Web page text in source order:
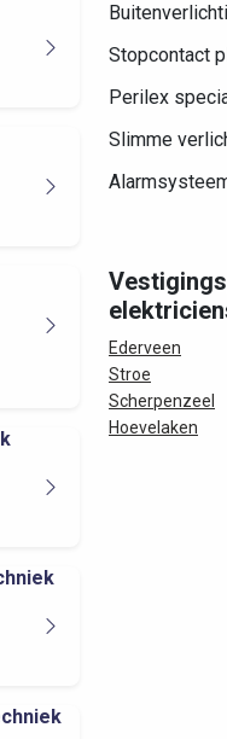
Stopcontact
Perilex
Slimme
Ederveen
Stroe
Scherpenzeel
Hoevelaken